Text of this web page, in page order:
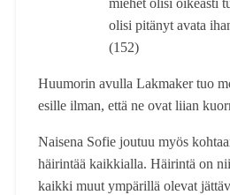
olisi pitänyt avata
(152)
Huumorin avulla Lakmaker tuo
esille ilman, että ne ovat liian
Naisena Sofie joutuu myös
häirintää kaikkialla. Häirintä on
kaikki muut ympärillä olevat